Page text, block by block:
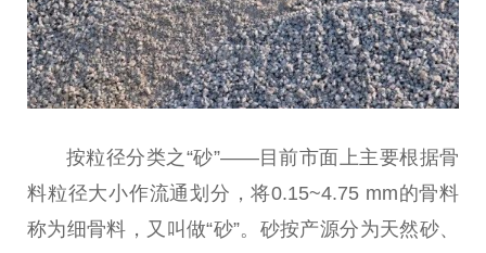
按粒径分类之“砂”——目前市面上主要根据骨
料粒径大小作流通划分，将0.15~4.75 mm的骨料
称为细骨料，又叫做“砂”。砂按产源分为天然砂、